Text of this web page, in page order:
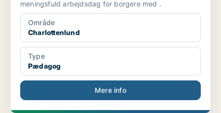
meningsfuld arbejdsdag for borgere med .
Område
Charlottenlund
Type
Pædagog
Mere info